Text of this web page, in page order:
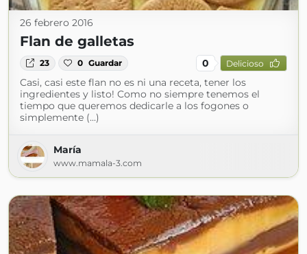
26 febrero 2016
Flan de galletas
23 0 Guardar 0 Delicioso
Casi, casi este flan no es ni una receta, tener los
ingredientes y listo! Como no siempre tenemos el
tiempo que queremos dedicarle a los fogones o
simplemente (...)
María
www.mamala-3.com